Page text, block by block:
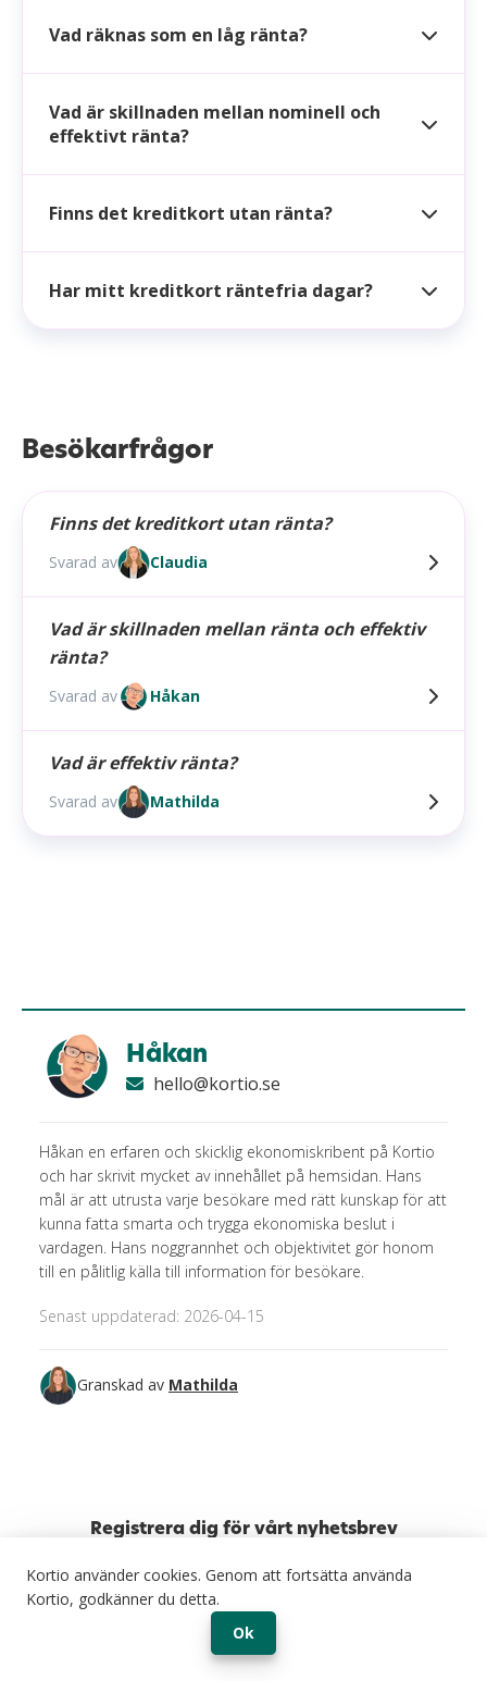
Vad räknas som en låg ränta?
Vad är skillnaden mellan nominell och
effektivt ränta?
Finns det kreditkort utan ränta?
Har mitt kreditkort räntefria dagar?
Besökarfrågor
Finns det kreditkort utan ränta?
Svarad av Claudia
Vad är skillnaden mellan ränta och effektiv
ränta?
Svarad av Håkan
Vad är effektiv ränta?
Svarad av Mathilda
Håkan
hello@kortio.se
Håkan en erfaren och skicklig ekonomiskribent på Kortio
och har skrivit mycket av innehållet på hemsidan. Hans
mål är att utrusta varje besökare med rätt kunskap för att
kunna fatta smarta och trygga ekonomiska beslut i
vardagen. Hans noggrannhet och objektivitet gör honom
till en pålitlig källa till information för besökare.
Senast uppdaterad: 2026-04-15
Granskad av Mathilda
Kortio använder cookies. Genom att fortsätta använda
Kortio, godkänner du detta.
Ok
Registrera dig för vårt nyhetsbrev
Registrera dig